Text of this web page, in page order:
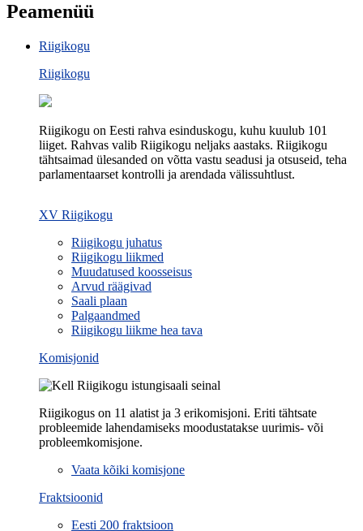
Peamenüü
Riigikogu
Riigikogu
Riigikogu on Eesti rahva esinduskogu, kuhu kuulub 101
liiget. Rahvas valib Riigikogu neljaks aastaks. Riigikogu
tähtsaimad ülesanded on võtta vastu seadusi ja otsuseid, teha
parlamentaarset kontrolli ja arendada välissuhtlust.
XV Riigikogu
Riigikogu juhatus
Riigikogu liikmed
Muudatused koosseisus
Arvud räägivad
Saali plaan
Palgaandmed
Riigikogu liikme hea tava
Komisjonid
Riigikogus on 11 alatist ja 3 erikomisjoni. Eriti tähtsate
probleemide lahendamiseks moodustatakse uurimis- või
probleemkomisjone.
Vaata kõiki komisjone
Fraktsioonid
Eesti 200 fraktsioon